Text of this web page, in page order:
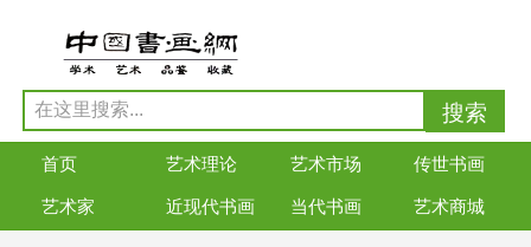
首页 艺术理论 艺术市场 传世书画
艺术家 近现代书画 当代书画 艺术商城